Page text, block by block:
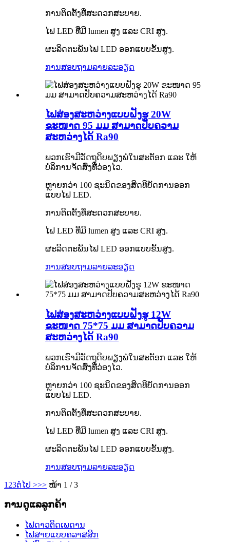
ການຕິດຕັ້ງທີ່ສະດວກສະບາຍ.
ໄຟ LED ທີ່ມີ lumen ສູງ ແລະ CRI ສູງ.
ຜະລິດຕະພັນໄຟ LED ອອກແບບຂັ້ນສູງ.
ການສອບຖາມລາຍລະອຽດ
ໄຟສ່ອງສະຫວ່າງແບບຝັງຮູ 20W
ຂະໜາດ 95 ມມ ສາມາດປັບຄວາມ
ສະຫວ່າງໄດ້ Ra90
ພວກເຮົາມີວັດຖຸດິບພຽງພໍໃນສະຕັອກ ແລະ ໃຫ້
ບໍລິການຈັດສົ່ງທີ່ວ່ອງໄວ.
ຫຼາຍກວ່າ 100 ຊະນິດຂອງສິດທິບັດການອອກ
ແບບໄຟ LED.
ການຕິດຕັ້ງທີ່ສະດວກສະບາຍ.
ໄຟ LED ທີ່ມີ lumen ສູງ ແລະ CRI ສູງ.
ຜະລິດຕະພັນໄຟ LED ອອກແບບຂັ້ນສູງ.
ການສອບຖາມລາຍລະອຽດ
ໄຟສ່ອງສະຫວ່າງແບບຝັງຮູ 12W
ຂະໜາດ 75*75 ມມ ສາມາດປັບຄວາມ
ສະຫວ່າງໄດ້ Ra90
ພວກເຮົາມີວັດຖຸດິບພຽງພໍໃນສະຕັອກ ແລະ ໃຫ້
ບໍລິການຈັດສົ່ງທີ່ວ່ອງໄວ.
ຫຼາຍກວ່າ 100 ຊະນິດຂອງສິດທິບັດການອອກ
ແບບໄຟ LED.
ການຕິດຕັ້ງທີ່ສະດວກສະບາຍ.
ໄຟ LED ທີ່ມີ lumen ສູງ ແລະ CRI ສູງ.
ຜະລິດຕະພັນໄຟ LED ອອກແບບຂັ້ນສູງ.
ການສອບຖາມລາຍລະອຽດ
1 23ຕໍ່ໄປ >>> ໜ້າ 1 / 3
ການດູແລລູກຄ້າ
ໄຟດາວຕິດເພດານ
ໄຟສາຍແບບຄລາສສິກ